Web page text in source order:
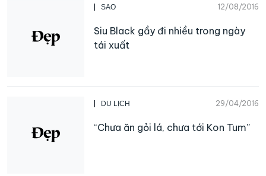
SAO 12/08/2016
Siu Black gầy đi nhiều trong ngày
tái xuất
DU LỊCH 29/04/2016
“Chưa ăn gỏi lá, chưa tới Kon Tum”